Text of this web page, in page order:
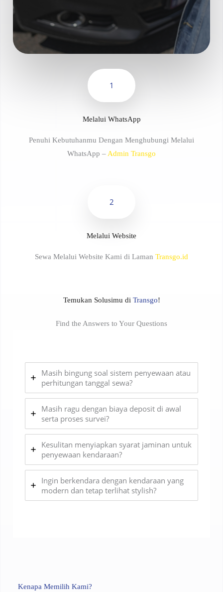
1
Melalui WhatsApp
Penuhi Kebutuhanmu Dengan Menghubungi Melalui
WhatsApp – Admin Transgo
2
Melalui Website
Sewa Melalui Website Kami di Laman Transgo.id
Temukan Solusimu di Transgo!
Find the Answers to Your Questions
Masih bingung soal sistem penyewaan atau
perhitungan tanggal sewa?
Masih ragu dengan biaya deposit di awal
serta proses survei?
Kesulitan menyiapkan syarat jaminan untuk
penyewaan kendaraan?
Ingin berkendara dengan kendaraan yang
modern dan tetap terlihat stylish?
Kenapa Memilih Kami?